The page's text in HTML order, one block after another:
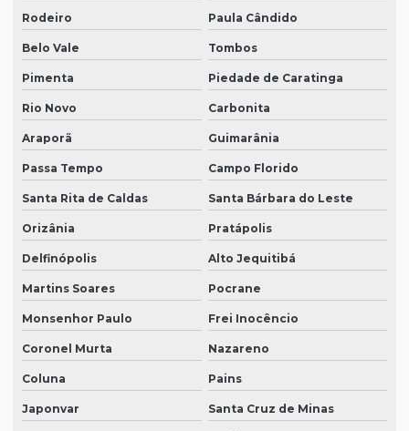
Rodeiro Paula Cândido
Belo Vale Tombos
Pimenta Piedade de Caratinga
Rio Novo Carbonita
Araporã Guimarânia
Passa Tempo Campo Florido
Santa Rita de Caldas Santa Bárbara do Leste
Orizânia Pratápolis
Delfinópolis Alto Jequitibá
Martins Soares Pocrane
Monsenhor Paulo Frei Inocêncio
Coronel Murta Nazareno
Coluna Pains
Japonvar Santa Cruz de Minas